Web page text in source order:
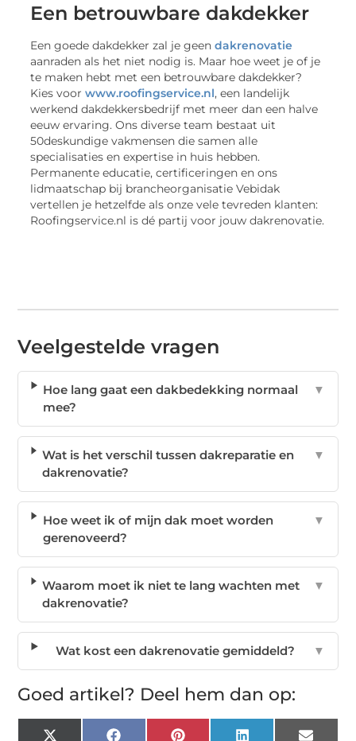
Een betrouwbare dakdekker
Een goede dakdekker zal je geendakrenovatie
aanraden als het niet nodig is. Maar hoe weet je of je
te maken hebt met een betrouwbare dakdekker?
Kies voorwww.roofingservice.nl, een landelijk
werkend dakdekkersbedrijf met meer dan een halve
eeuw ervaring. Ons diverse team bestaat uit
50deskundige vakmensen die samen alle
specialisaties en expertise in huis hebben.
Permanente educatie, certificeringen en ons
lidmaatschap bij brancheorganisatie Vebidak
vertellen je hetzelfde als onze vele tevreden klanten:
Roofingservice.nl is dé partij voor jouw dakrenovatie.
Veelgestelde vragen
Hoe lang gaat een dakbedekking normaal
mee?
▼
Wat is het verschil tussen dakreparatie en
dakrenovatie?
▼
Hoe weet ik of mijn dak moet worden
gerenoveerd?
▼
Waarom moet ik niet te lang wachten met
dakrenovatie?
▼
Wat kost een dakrenovatie gemiddeld? ▼
Goed artikel? Deel hem dan op: